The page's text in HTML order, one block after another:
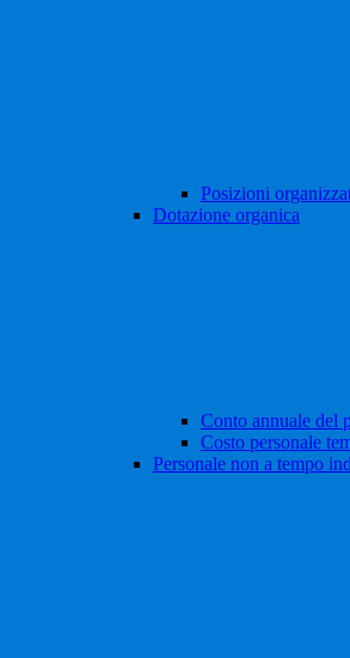
Posizioni
Dotazione organica
Conto annuale del
Costo personale
Personale non a tempo